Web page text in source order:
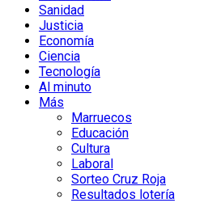
Sanidad
Justicia
Economía
Ciencia
Tecnología
Al minuto
Más
Marruecos
Educación
Cultura
Laboral
Sorteo Cruz Roja
Resultados lotería